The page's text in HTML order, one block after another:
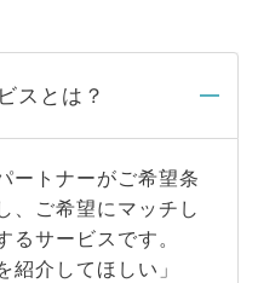
スとは？
ートナーがご希望条
、ご希望にマッチし
るサービスです。
紹介してほしい」